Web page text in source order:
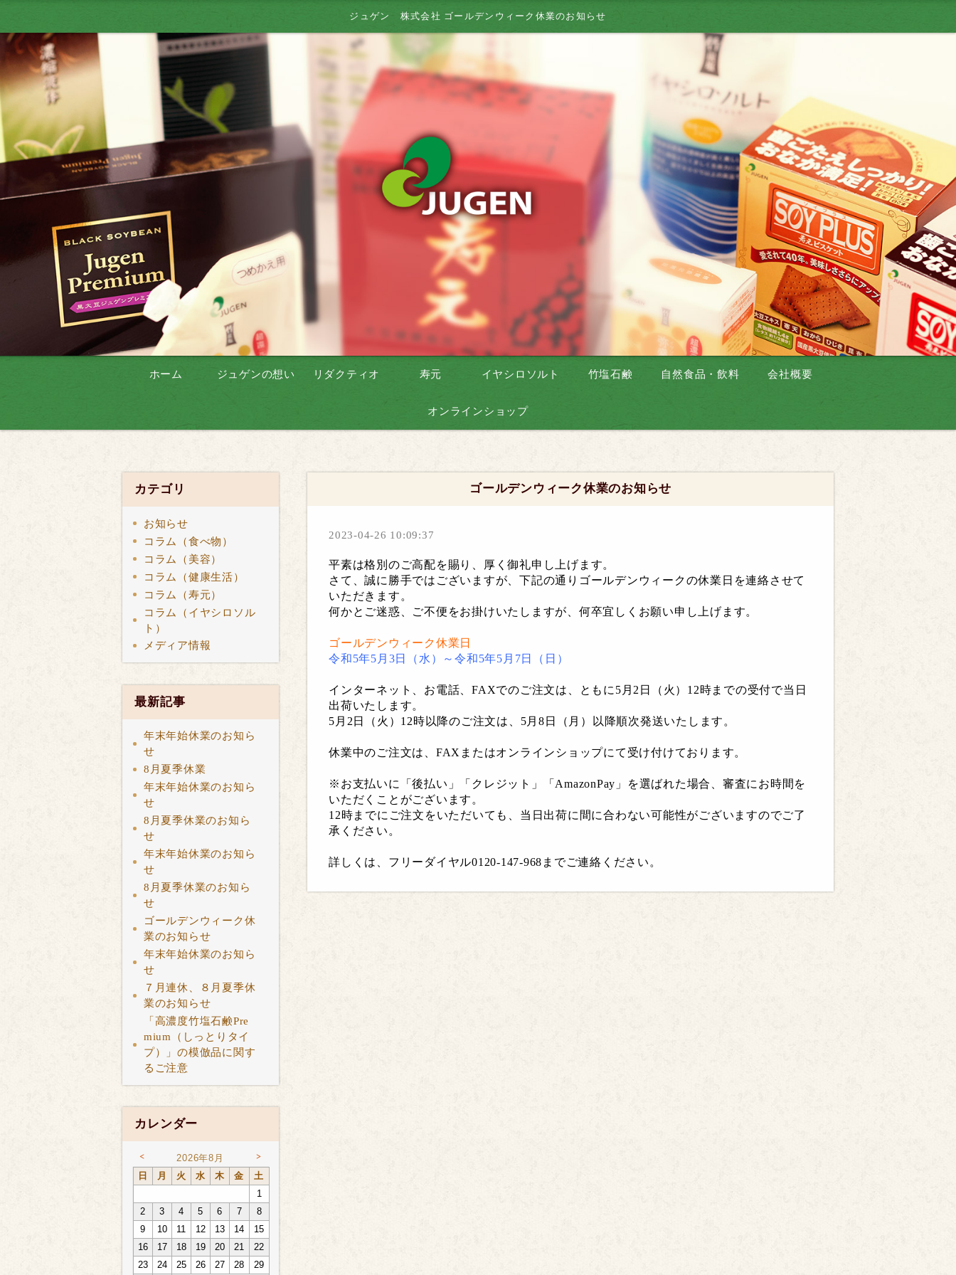
ジュゲン 株式会社 ゴールデンウィーク休業のお知らせ
ホーム ジュゲンの想い リダクティオ 寿元 イヤシロソルト 竹塩石鹸 自然食品・飲料 会社概要
オンラインショップ
カテゴリ
お知らせ
コラム（食べ物）
コラム（美容）
コラム（健康生活）
コラム（寿元）
コラム（イヤシロソル
ト）
メディア情報
最新記事
年末年始休業のお知ら
せ
8月夏季休業
年末年始休業のお知ら
せ
8月夏季休業のお知ら
せ
年末年始休業のお知ら
せ
8月夏季休業のお知ら
せ
ゴールデンウィーク休
業のお知らせ
年末年始休業のお知ら
せ
７月連休、８月夏季休
業のお知らせ
「高濃度竹塩石鹸Pre
mium（しっとりタイ
プ）」の模倣品に関す
るご注意
カレンダー
< 2026年8月 >
日 月 火 水 木 金
土
1
2
3 4 5 6 7
8
9
10 11 12 13 14
15
16
17 18 19 20 21
22
23
24 25 26 27 28 29
ゴールデンウィーク休業のお知らせ
2023-04-26 10:09:37
平素は格別のご高配を賜り、厚く御礼申し上げます。
さて、誠に勝手ではございますが、下記の通りゴールデンウィークの休業日を連絡させて
いただきます。
何かとご迷惑、ご不便をお掛けいたしますが、何卒宜しくお願い申し上げます。
ゴールデンウィーク休業日
令和5年5月3日（水）～令和5年5月7日（日）
インターネット、お電話、FAXでのご注文は、ともに5月2日（火）12時までの受付で当日
出荷いたします。
5月2日（火）12時以降のご注文は、5月8日（月）以降順次発送いたします。
休業中のご注文は、FAXまたはオンラインショップにて受け付けております。
※お支払いに「後払い」「クレジット」「AmazonPay」を選ばれた場合、審査にお時間を
いただくことがございます。
12時までにご注文をいただいても、当日出荷に間に合わない可能性がございますのでご了
承ください。
詳しくは、フリーダイヤル0120-147-968までご連絡ください。